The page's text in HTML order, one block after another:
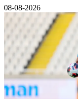
08-08-2026